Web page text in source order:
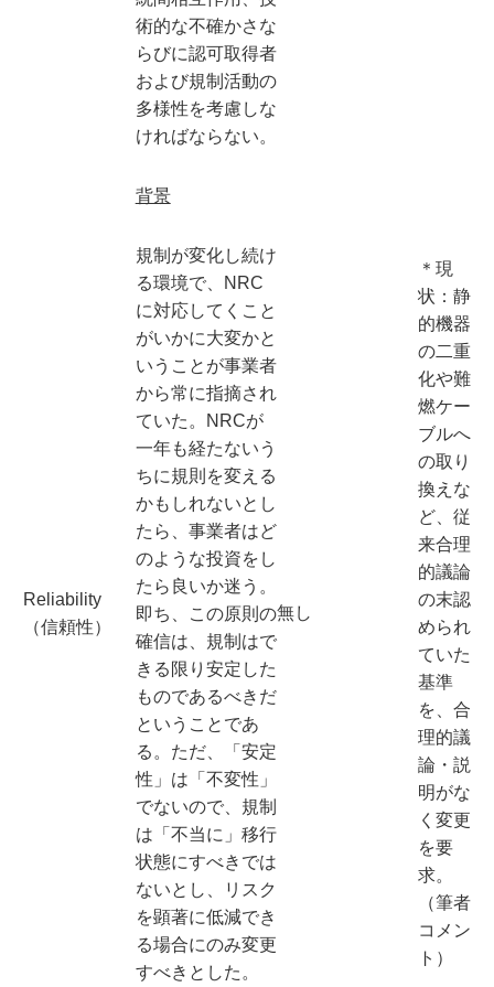
Reliability
（信頼性）
術的な不確かさな
らびに認可取得者
および規制活動の
多様性を考慮しな
ければならない。
背景
規制が変化し続け
る環境で、NRC
に対応してくこと
がいかに大変かと
いうことが事業者
から常に指摘され
ていた。NRCが
一年も経たないう
ちに規則を変える
かもしれないとし
たら、事業者はど
のような投資をし
たら良いか迷う。
即ち、この原則の
確信は、規制はで
きる限り安定した
ものであるべきだ
ということであ
る。ただ、「安定
性」は「不変性」
でないので、規制
は「不当に」移行
状態にすべきでは
ないとし、リスク
を顕著に低減でき
る場合にのみ変更
すべきとした。
無し
＊現
状：静
的機器
の二重
化や難
燃ケー
ブルへ
の取り
換えな
ど、従
来合理
的議論
の末認
められ
ていた
基準
を、合
理的議
論・説
明がな
く変更
を要
求。
（筆者
コメン
ト）